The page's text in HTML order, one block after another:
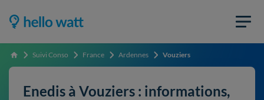
Accueil Suivi Conso France Ardennes Vouziers
Enedis à Vouziers : informations,